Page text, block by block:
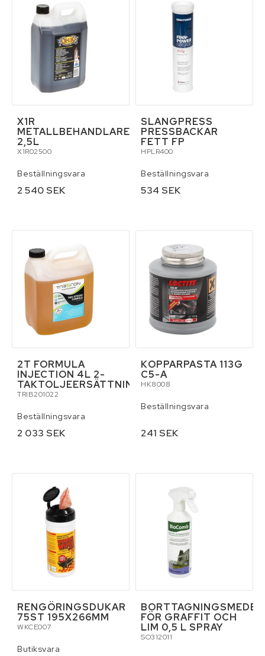
X1R
METALLBEHANDLARE
2,5L
X1R02500
Beställningsvara
2 540 SEK
SLANGPRESS
PRESSBACKAR
FETT FP
HPLR400
Beställningsvara
534 SEK
2T FORMULA
INJECTION 4L 2-
TAKTOLJEERSÄTTNING
TRIB201022
Beställningsvara
2 033 SEK
KOPPARPASTA 113G
C5-A
HK8008
Beställningsvara
241 SEK
RENGÖRINGSDUKAR
75ST 195X266MM
WKCE007
Butiksvara
BORTTAGNINGSMEDEL
FÖR GRAFFIT OCH
LIM 0,5 L SPRAY
SO312011